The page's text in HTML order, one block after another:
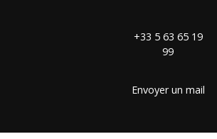
+33 5 63 65 19
99
Envoyer un mail